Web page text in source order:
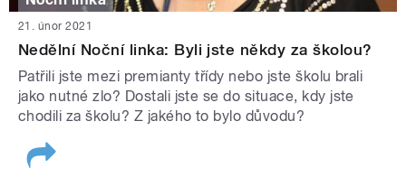
21. únor 2021
Nedělní Noční linka: Byli jste někdy za školou?
Patřili jste mezi premianty třídy nebo jste školu brali
jako nutné zlo? Dostali jste se do situace, kdy jste
chodili za školu? Z jakého to bylo důvodu?